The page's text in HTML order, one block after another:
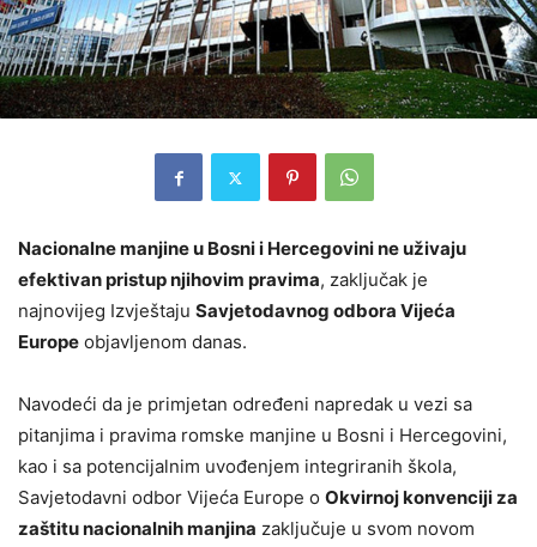
Nacionalne manjine u Bosni i Hercegovini ne uživaju
efektivan pristup njihovim pravima, zaključak je
najnovijeg Izvještaju Savjetodavnog odbora Vijeća
Europe objavljenom danas.
Navodeći da je primjetan određeni napredak u vezi sa
pitanjima i pravima romske manjine u Bosni i Hercegovini,
kao i sa potencijalnim uvođenjem integriranih škola,
Savjetodavni odbor Vijeća Europe o Okvirnoj konvenciji za
zaštitu nacionalnih manjina zaključuje u svom novom